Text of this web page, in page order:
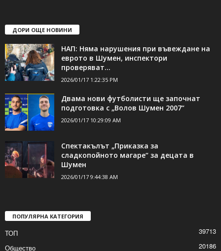
ДОРИ ОЩЕ НОВИНИ
НАП: Няма нарушения при въвеждане на
еврото в Шумен, инспектори
проверяват...
2026/01/17 1:22:35 PM
Двама нови футболисти ще започнат
подготовка с „Волов Шумен 2007“
2026/01/17 10:29:09 AM
Спектакълът „Приказка за
сладкопойното магаре“ за децата в
Шумен
2026/01/17 9:44:38 AM
ПОПУЛЯРНА КАТЕГОРИЯ
ТОП
39713
Общество
20186